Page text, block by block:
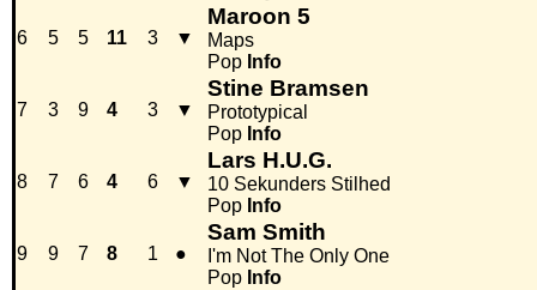
6 5 5 11 3 ▼
Maroon 5
Maps
Pop Info
7 3 9 4 3 ▼
Stine Bramsen
Prototypical
Pop Info
8 7 6 4 6 ▼
Lars H.U.G.
10 Sekunders Stilhed
Pop Info
9 9 7 8 1 ●
Sam Smith
I'm Not The Only One
Pop Info